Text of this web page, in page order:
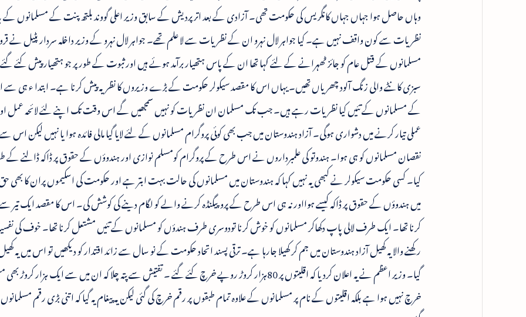
وہاں حاصل ہوا جہاں جہاں کانگریس کی حکومت تھی۔ آزادی کے بعد اترپردیش کے سابق وزیر اعلی گووند بلتھ پنت کے مسلمانوں
نظریات سے کون واقف نہیں ہے۔ کیا جواہر لال نہرو ان کے نظریات سے لا علم تھے۔ جواہر لال نہرو کے وزیر داخلہ سردار پٹیل نے
مسلمانوں کے قتل عام کو جائز ٹھہرانے کے لئے کہا تھا ان کے پاس ہتھیار برآمد ہوئے ہیں اور ثبوت کے طور پر جو ہتھیار پیش کئے
سبزی کانٹے والی زنگ آلود چھریاں تھیں۔ یہاں اس کا مقصد سیکولر حکومت کے بڑے وزیروں کا نظریہ پیش کرنا ہے۔ ابتدا ء ہی
کے مسلمانوں کے تئیں کیا نظریات رہے ہیں۔ جب تک مسلمان ان نظریات کو نہیں سمجھیں گے اس وقت تک اپنے لئے لائحہ عمل
عملی تیار کرنے میں دشواری ہوگی۔ آزاد ہندوستان میں جب بھی کوئی پروگرام مسلمانوں کے لئے لایا گیا مالی فائدہ ہوا یا نہیں لیکن
نقصان مسلمانوں کو ہی ہوا۔ ہندوتو کی علمبرداروں نے اس طرح کے پروگرام کومسلم نوازی اور ہندوؤں کے حقوق پر ڈاکہ ڈالنے کے
کیا۔ کسی حکومت سیکولر نے کبھی یہ نہیں کہا کہ ہندوستان میں مسلمانوں کی حالت بہت ابتر ہے اور حکومت کی اسکیموں پران کا
میں ہندوؤں کے حقوق پر ڈاکہ کیسے ہوااور نہ ہی اس طرح کے پروپیگنڈہ کرنے والے کو لگام دینے کی کوشش کی۔ اس کا مقصد ایک تیر
کرنا تھا۔ ایک طرف لالی پاپ دکھاکر مسلمانوں کو خوش کرنا تودوسری طرف ہندؤں کو مسلمانوں کے تئیں مشتعل کرنا تھا۔ خوف کی
رکھنے والا یہ کھیل آزاد ہندوستان میں جم کر کھیلا جارہا ہے۔ ترقی پسند اتحاد حکومت کے نو سال سے زائد اقتدار کو دیکھیں تو اس میں یہ
گیا۔ وزیر اعظم نے یہ اعلان کردیا کہ اقلیتوں پر 80ہزار کروڑ روپے خرچ کئے گئے ۔ تفتیش سے پتہ چلا کہ ان میں سے ایک ہزار
خرچ نہیں ہوا ہے بلکہ اقلیتوں کے نام پر مسلمانوں کے علاوہ تمام طبقوں پر رقم خرچ کی گئی لیکن یہ پیغام یہ گیا کہ اتنی بڑی رقم